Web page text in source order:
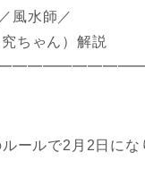
風水師／
ちゃん）解説
ールで2月2日にな